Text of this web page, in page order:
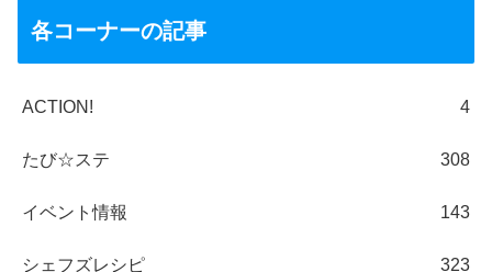
各コーナーの記事
ACTION! 4
たび☆ステ 308
イベント情報 143
シェフズレシピ 323